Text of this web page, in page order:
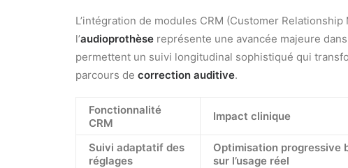
L’intégration de modules CRM (Customer
l’audioprothèse représente une avancée majeure
permettent un suivi longitudinal sophistiqué qui
parcours de correction auditive.
Fonctionnalité
CRM
Impact clinique
Suivi adaptatif des
réglages
Optimisation progressive
sur l’usage réel